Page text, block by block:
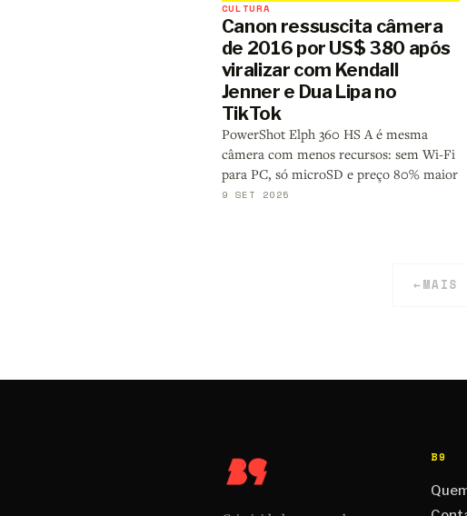
CULTURA
Canon ressuscita câmera
de 2016 por US$ 380 após
viralizar com Kendall
Jenner e Dua Lipa no
TikTok
PowerShot Elph 360 HS A é mesma
câmera com menos recursos: sem Wi-Fi
para PC, só microSD e preço 80% maior
9 SET 2025
←MAIS
B9